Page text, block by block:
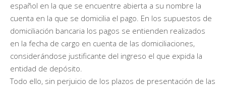
español en la que se encuentre abierta a su nombre la
cuenta en la que se domicilia el pago. En los supuestos de
domiciliación bancaria los pagos se entienden realizados
en la fecha de cargo en cuenta de las domiciliaciones,
considerándose justificante del ingreso el que expida la
entidad de depósito.
Todo ello, sin perjuicio de los plazos de presentación de las